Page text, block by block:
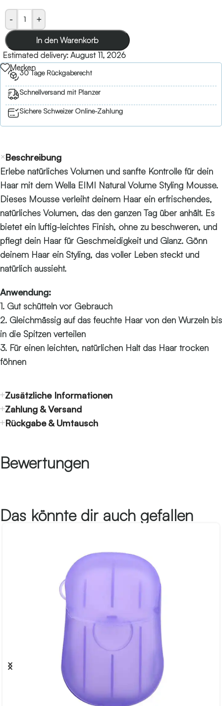
- +
In den Warenkorb
Estimated delivery: August 11, 2026
Merken
30 Tage Rückgaberecht
Schnellversand mit Planzer
Sichere Schweizer Online-Zahlung
Beschreibung
Erlebe natürliches Volumen und sanfte Kontrolle für dein
Haar mit dem Wella EIMI Natural Volume Styling Mousse.
Dieses Mousse verleiht deinem Haar ein erfrischendes,
natürliches Volumen, das den ganzen Tag über anhält. Es
bietet ein luftig-leichtes Finish, ohne zu beschweren, und
pflegt dein Haar für Geschmeidigkeit und Glanz. Gönn
deinem Haar ein Styling, das voller Leben steckt und
natürlich aussieht.
Anwendung:
1. Gut schütteln vor Gebrauch
2. Gleichmässig auf das feuchte Haar von den Wurzeln bis
in die Spitzen verteilen
3. Für einen leichten, natürlichen Halt das Haar trocken
föhnen
Zusätzliche Informationen
Zahlung & Versand
Rückgabe & Umtausch
Bewertungen
Das könnte dir auch gefallen